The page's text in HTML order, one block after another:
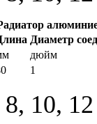
Диаметр
дюйм
1
10,